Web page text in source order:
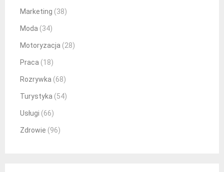
Marketing (38)
Moda (34)
Motoryzacja (28)
Praca (18)
Rozrywka (68)
Turystyka (54)
Usługi (66)
Zdrowie (96)